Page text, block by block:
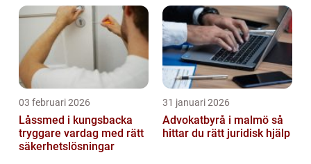
03 februari 2026
Låssmed i kungsbacka
tryggare vardag med rätt
säkerhetslösningar
31 januari 2026
Advokatbyrå i malmö så
hittar du rätt juridisk hjälp